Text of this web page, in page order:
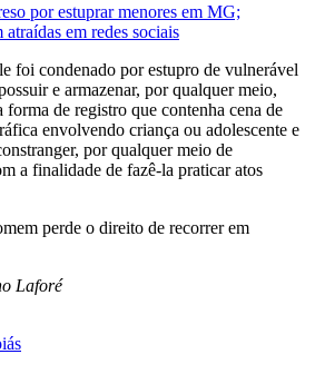
por estuprar menores em MG;
atraídas em redes sociais
foi condenado por estupro de vulnerável
e armazenar, por qualquer meio,
de registro que contenha cena de
envolvendo criança ou adolescente e
por qualquer meio de
a finalidade de fazê-la praticar atos
perde o direito de recorrer em
Laforé